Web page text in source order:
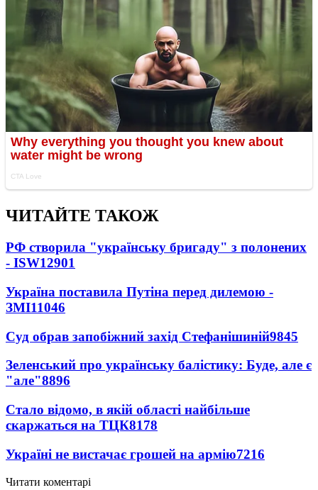
ЧИТАЙТЕ ТАКОЖ
РФ створила "українську бригаду" з полонених
- ISW12901
Україна поставила Путіна перед дилемою -
ЗМІ11046
Суд обрав запобіжний захід Стефанішиній9845
Зеленський про українську балістику: Буде, але є
"але"8896
Стало відомо, в якій області найбільше
скаржаться на ТЦК8178
Україні не вистачає грошей на армію7216
Читати коментарі